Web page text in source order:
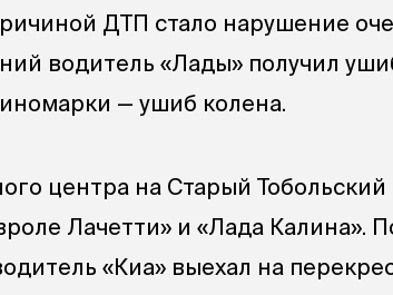
ДТП стало нарушение
водитель «Лады» получил
— ушиб колена.
центра на Старый Тобольский
Лачетти» и «Лада Калина».
«Киа» выехал на